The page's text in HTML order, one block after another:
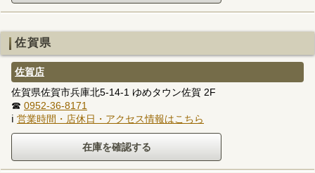
佐賀県
佐賀店
佐賀県佐賀市兵庫北5-14-1 ゆめタウン佐賀 2F
☎ 0952-36-8171
ℹ 営業時間・店休日・アクセス情報はこちら